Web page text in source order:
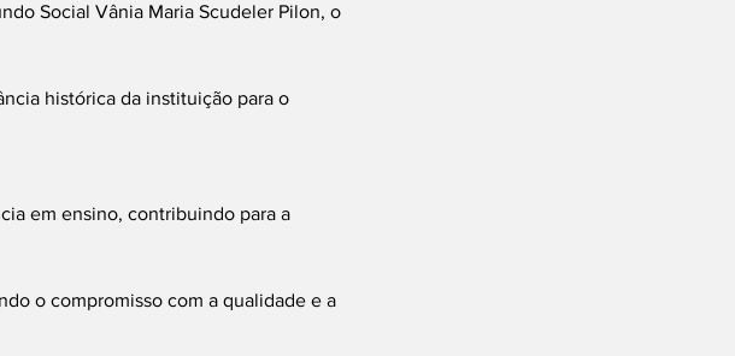
Social Vânia Maria Scudeler Pilon, o
histórica da instituição para o
em ensino, contribuindo para a
o compromisso com a qualidade e a